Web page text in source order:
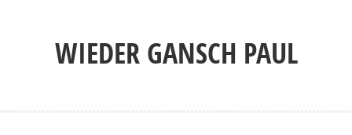
WIEDER GANSCH PAUL